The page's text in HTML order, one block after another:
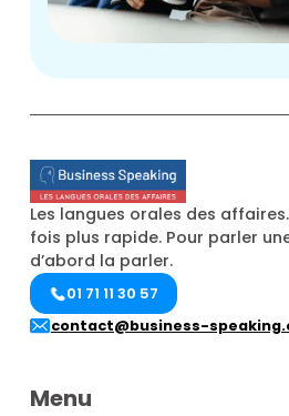
Les langues orales des
fois plus rapide. Pour parler
d’abord la parler.
01 71 11 30 57
contact@business-
Menu